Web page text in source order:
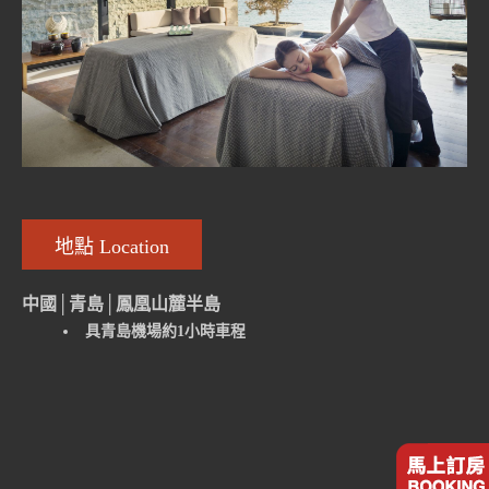
地點 Location
中國│青島│鳳凰山麓半島
具青島機場約1小時車程